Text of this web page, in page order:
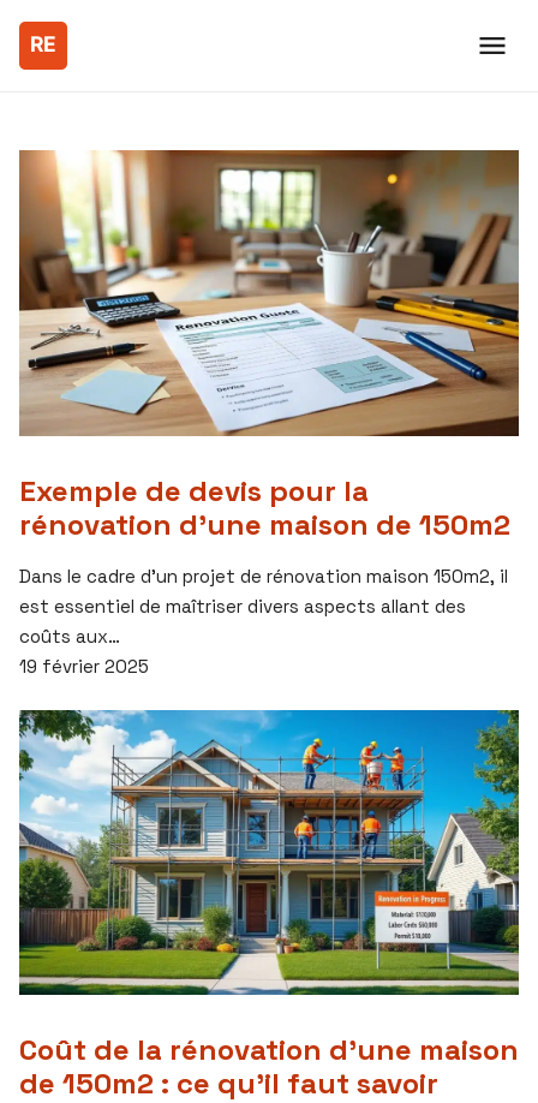
Exemple de devis pour la
rénovation d’une maison de 150m2
Dans le cadre d’un projet de rénovation maison 150m2, il
est essentiel de maîtriser divers aspects allant des
coûts aux…
19 février 2025
Coût de la rénovation d’une maison
de 150m2 : ce qu’il faut savoir